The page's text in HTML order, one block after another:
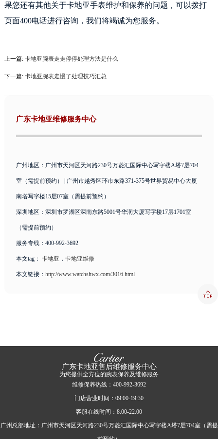
果您还有其他关于卡地亚手表维护和保养的问题，可以拨打
页面400电话进行咨询，我们将竭诚为您服务。
上一篇: 卡地亚腕表走走停停处理方法是什么
下一篇: 卡地亚腕表走慢了处理技巧汇总
广东卡地亚维修服务中心
广州地区：广州市天河区天河路230号万菱汇国际中心写字楼A塔7层704
室（需提前预约） | 广州市越秀区环市东路371-375号世界贸易中心大厦
南塔写字楼15层07室（需提前预约）
深圳地区：深圳市罗湖区深南东路5001号华润大厦写字楼17层1701室
（需提前预约）
服务专线：400-992-3692
本文tag： 卡地亚 ， 卡地亚维修
本文链接： http://www.watchshwx.com/3016.html
广东卡地亚售后维修服务中心
为您提供全方位的腕表保养及维修服务
维修保养热线：400-992-3692
门店营业时间：09:00-19:30
客服在线时间：8:00-22:00
广州总部地址：广州市天河区天河路230号万菱汇国际中心写字楼A塔7层704室（需提
